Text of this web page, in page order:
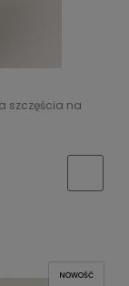
szczęścia na
NOWOŚĆ